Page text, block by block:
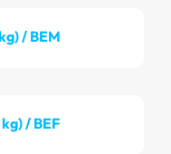
/ BEM
/ BEF